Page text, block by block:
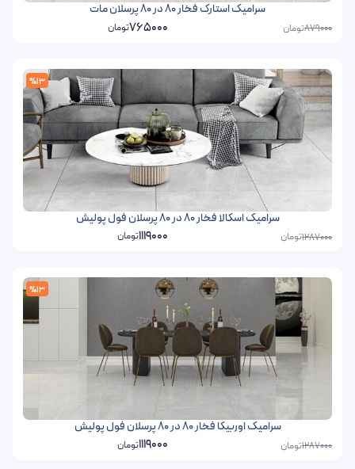
سرامیک استارک فخار 80 در 80 پرسلان مات
879000تومان 765000تومان
%13
سرامیک اسکالا فخار 80 در 80 پرسلان فول پولیش
1287000تومان 1119000تومان
%13
سرامیک اوربیکا فخار 80 در 80 پرسلان فول پولیش
1287000تومان 1119000تومان